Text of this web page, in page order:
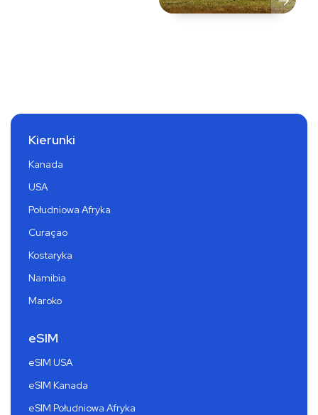
Kierunki
Kanada
USA
Południowa Afryka
Curaçao
Kostaryka
Namibia
Maroko
eSIM
eSIM USA
eSIM Kanada
eSIM Południowa Afryka